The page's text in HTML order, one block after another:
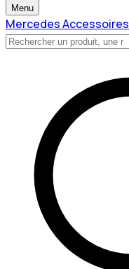
Menu
Mercedes Accessoires